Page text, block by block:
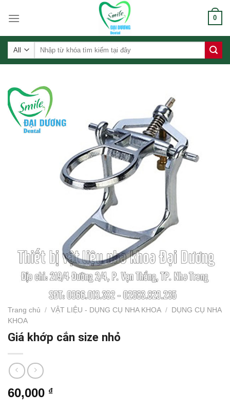
0
Tìm
kiếm:
Trang chủ / VẬT LIỆU - DỤNG CỤ NHA KHOA /
DỤNG CỤ NHA
KHOA
Giá khớp cắn size nhỏ
60,000 ₫